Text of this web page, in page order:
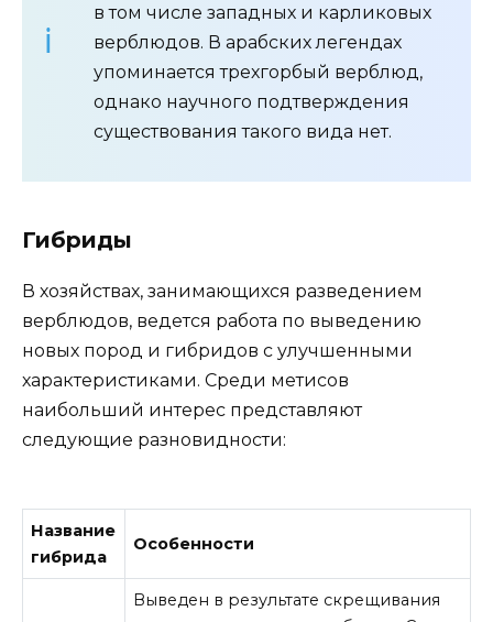
в том числе западных и карликовых
верблюдов. В арабских легендах
упоминается трехгорбый верблюд,
однако научного подтверждения
существования такого вида нет.
Гибриды
В хозяйствах, занимающихся разведением
верблюдов, ведется работа по выведению
новых пород и гибридов с улучшенными
характеристиками. Среди метисов
наибольший интерес представляют
следующие разновидности:
Название
гибрида
Особенности
Выведен в результате скрещивания